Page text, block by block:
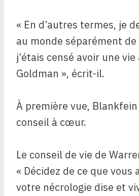
« En d’autres termes, je
au monde séparément
j’étais censé avoir une vie
Goldman », écrit-il.
À première vue,
conseil à cœur.
Le conseil de vie de
« Décidez de ce que vous
votre nécrologie dise et